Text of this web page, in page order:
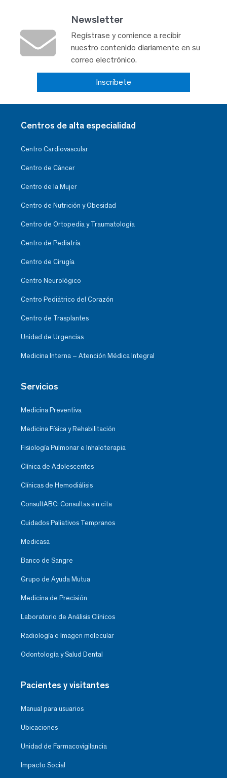
Newsletter
Regístrase y comience a recibir
nuestro contenido diariamente en su
correo electrónico.
Inscríbete
Centros de alta especialidad
Centro Cardiovascular
Centro de Cáncer
Centro de la Mujer
Centro de Nutrición y Obesidad
Centro de Ortopedia y Traumatología
Centro de Pediatría
Centro de Cirugía
Centro Neurológico
Centro Pediátrico del Corazón
Centro de Trasplantes
Unidad de Urgencias
Medicina Interna – Atención Médica Integral
Servicios
Medicina Preventiva
Medicina Física y Rehabilitación
Fisiología Pulmonar e Inhaloterapia
Clínica de Adolescentes
Clínicas de Hemodiálisis
ConsultABC: Consultas sin cita
Cuidados Paliativos Tempranos
Medicasa
Banco de Sangre
Grupo de Ayuda Mutua
Medicina de Precisión
Laboratorio de Análisis Clínicos
Radiología e Imagen molecular
Odontología y Salud Dental
Pacientes y visitantes
Manual para usuarios
Ubicaciones
Unidad de Farmacovigilancia
Impacto Social